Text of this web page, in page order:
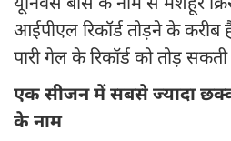
आईपीएल रिकॉर्ड तोड़ने के
पारी गेल के रिकॉर्ड को तोड़
एक सीजन में सबसे ज्यादा
के नाम